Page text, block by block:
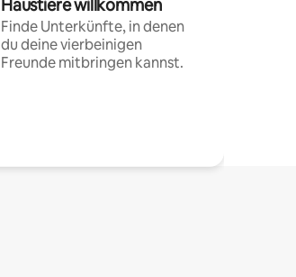
Haustiere willkommen
Finde Unterkünfte, in denen
du deine vierbeinigen
Freunde mitbringen kannst.